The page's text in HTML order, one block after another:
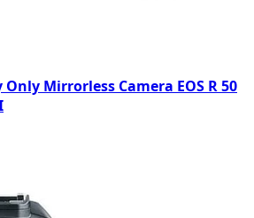
Only Mirrorless Camera EOS R 50